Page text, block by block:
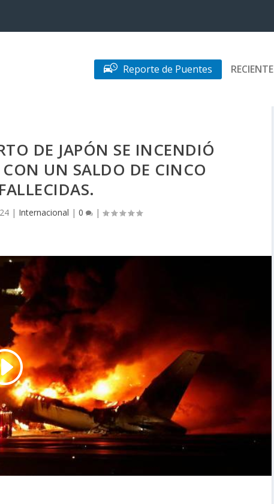
Reporte de Puentes RECIENTE
DE JAPÓN SE INCENDIÓ
UN SALDO DE CINCO
| Internacional |0 |